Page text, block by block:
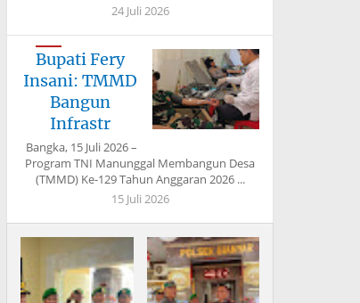
24 Juli 2026
Bupati Fery
Insani: TMMD
Bangun
Infrastr
Bangka, 15 Juli 2026 –
Program TNI Manunggal Membangun Desa
(TMMD) Ke-129 Tahun Anggaran 2026 ...
15 Juli 2026